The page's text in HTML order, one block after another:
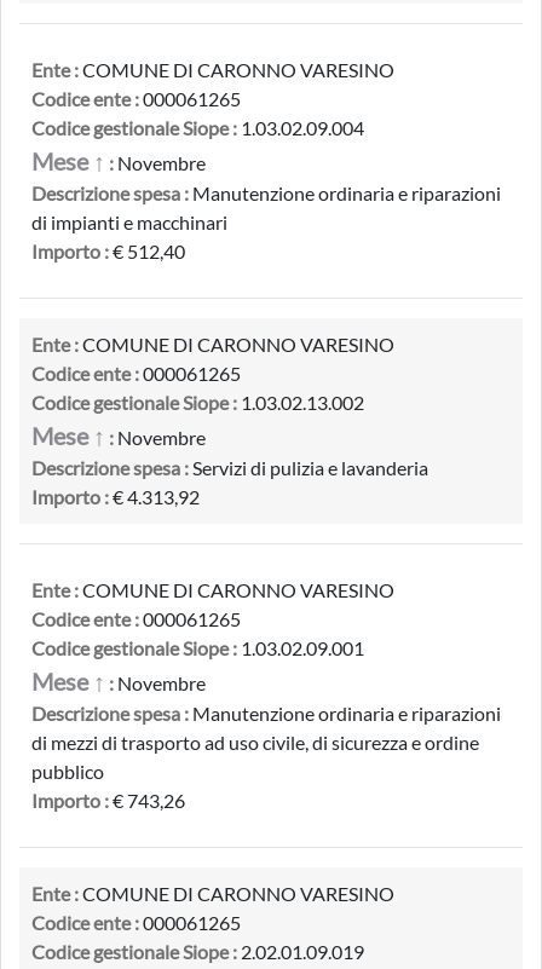
Ente :COMUNE DI CARONNO VARESINO
Codice ente :000061265
Codice gestionale Siope : 1.03.02.09.004
Mese ↑ : Novembre
Descrizione spesa : Manutenzione ordinaria e riparazioni
di impianti e macchinari
Importo :€ 512,40
Ente :COMUNE DI CARONNO VARESINO
Codice ente :000061265
Codice gestionale Siope : 1.03.02.13.002
Mese ↑ : Novembre
Descrizione spesa :Servizi di pulizia e lavanderia
Importo :€ 4.313,92
Ente :COMUNE DI CARONNO VARESINO
Codice ente :000061265
Codice gestionale Siope : 1.03.02.09.001
Mese ↑ : Novembre
Descrizione spesa : Manutenzione ordinaria e riparazioni
di mezzi di trasporto ad uso civile, di sicurezza e ordine
pubblico
Importo :€ 743,26
Ente :COMUNE DI CARONNO VARESINO
Codice ente :000061265
Codice gestionale Siope : 2.02.01.09.019